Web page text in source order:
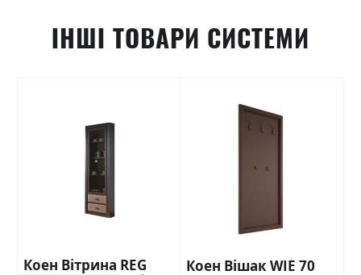
ІНШІ ТОВАРИ СИСТЕМИ
Коен Вітрина REG
Коен Вішак WIE 70